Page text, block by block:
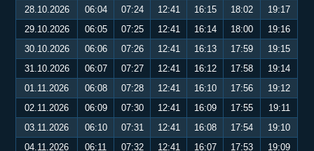
28.10.2026
06:04 07:24 12:41 16:15 18:02
19:17
29.10.2026
06:05 07:25 12:41 16:14 18:00
19:16
30.10.2026
06:06 07:26 12:41 16:13 17:59
19:15
31.10.2026
06:07 07:27 12:41 16:12 17:58
19:14
01.11.2026
06:08 07:28 12:41 16:10 17:56
19:12
02.11.2026
06:09 07:30 12:41 16:09 17:55
19:11
03.11.2026
06:10 07:31 12:41 16:08 17:54
19:10
04.11.2026
06:11 07:32 12:41 16:07 17:53 19:09